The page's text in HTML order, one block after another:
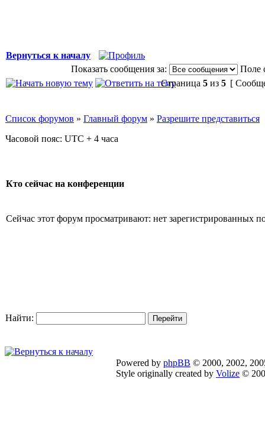
Вернуться к началу
Показать сообщения за:
Поле
Страница 5 из 5 [
Список форумов » Главный форум » Разрешите представиться
Часовой пояс: UTC + 4 часа
Кто сейчас на конференции
Сейчас этот форум просматривают: нет зарегистрированных
Найти:
Powered by phpBB © 2000, 2002,
Style originally created by Volize ©